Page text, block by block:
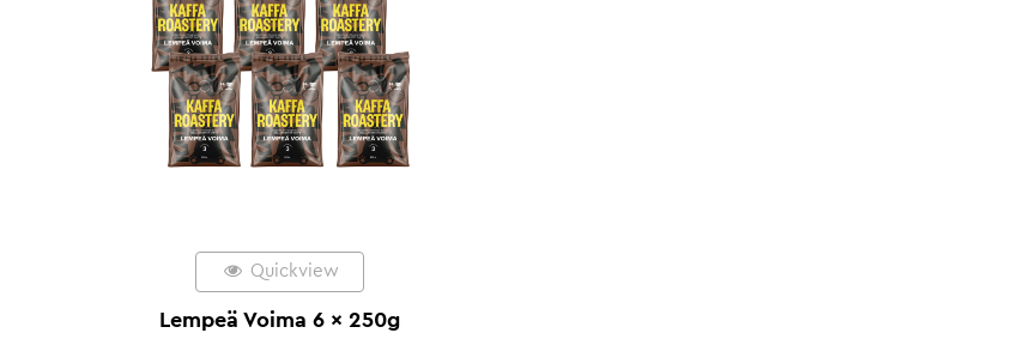
Quickview
Lempeä Voima 6 x 250g